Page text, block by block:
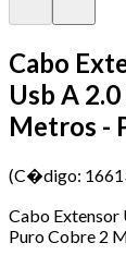
Cabo
Usb A
Metros -
(C�digo:
Cabo Extensor
Puro Cobre 2